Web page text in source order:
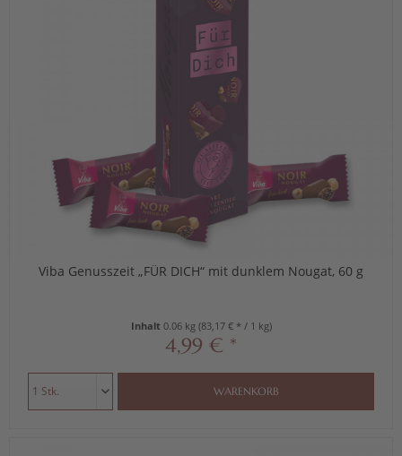
Viba Genusszeit „FÜR DICH“ mit dunklem Nougat, 60 g
Inhalt 0.06 kg (83,17 € * / 1 kg)
4,99 € *
WARENKORB